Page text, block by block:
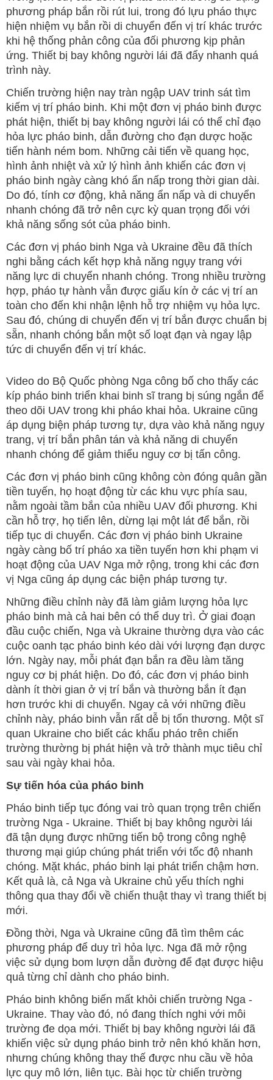
phương pháp bắn rồi rút lui, trong đó lựu pháo thực
hiện nhiệm vụ bắn rồi di chuyển đến vị trí khác trước
khi hệ thống phản công của đối phương kịp phản
ứng. Thiết bị bay không người lái đã đẩy nhanh quá
trình này.
Chiến trường hiện nay tràn ngập UAV trinh sát tìm
kiếm vị trí pháo binh. Khi một đơn vị pháo binh được
phát hiện, thiết bị bay không người lái có thể chỉ đạo
hỏa lực pháo binh, dẫn đường cho đạn dược hoặc
tiến hành ném bom. Những cải tiến về quang học,
hình ảnh nhiệt và xử lý hình ảnh khiến các đơn vị
pháo binh ngày càng khó ẩn nấp trong thời gian dài.
Do đó, tính cơ động, khả năng ẩn nấp và di chuyển
nhanh chóng đã trở nên cực kỳ quan trọng đối với
khả năng sống sót của pháo binh.
Các đơn vị pháo binh Nga và Ukraine đều đã thích
nghi bằng cách kết hợp khả năng ngụy trang với
năng lực di chuyển nhanh chóng. Trong nhiều trường
hợp, pháo tự hành vẫn được giấu kín ở các vị trí an
toàn cho đến khi nhận lệnh hỗ trợ nhiệm vụ hỏa lực.
Sau đó, chúng di chuyển đến vị trí bắn được chuẩn bị
sẵn, nhanh chóng bắn một số loạt đạn và ngay lập
tức di chuyển đến vị trí khác.
Video do Bộ Quốc phòng Nga công bố cho thấy các
kíp pháo binh triển khai binh sĩ trang bị súng ngắn để
theo dõi UAV trong khi pháo khai hỏa. Ukraine cũng
áp dụng biện pháp tương tự, dựa vào khả năng ngụy
trang, vị trí bắn phân tán và khả năng di chuyển
nhanh chóng để giảm thiểu nguy cơ bị tấn công.
Các đơn vị pháo binh cũng không còn đóng quân gần
tiền tuyến, họ hoạt động từ các khu vực phía sau,
nằm ngoài tầm bắn của nhiều UAV đối phương. Khi
cần hỗ trợ, họ tiến lên, dừng lại một lát để bắn, rồi
tiếp tục di chuyển. Các đơn vị pháo binh Ukraine
ngày càng bố trí pháo xa tiền tuyến hơn khi phạm vi
hoạt động của UAV Nga mở rộng, trong khi các đơn
vị Nga cũng áp dụng các biện pháp tương tự.
Những điều chỉnh này đã làm giảm lượng hỏa lực
pháo binh mà cả hai bên có thể duy trì. Ở giai đoạn
đầu cuộc chiến, Nga và Ukraine thường dựa vào các
cuộc oanh tạc pháo binh kéo dài với lượng đạn dược
lớn. Ngày nay, mỗi phát đạn bắn ra đều làm tăng
nguy cơ bị phát hiện. Do đó, các đơn vị pháo binh
dành ít thời gian ở vị trí bắn và thường bắn ít đạn
hơn trước khi di chuyển. Ngay cả với những điều
chỉnh này, pháo binh vẫn rất dễ bị tổn thương. Một sĩ
quan Ukraine cho biết các khẩu pháo trên chiến
trường thường bị phát hiện và trở thành mục tiêu chỉ
sau vài ngày khai hỏa.
Sự tiến hóa của pháo binh
Pháo binh tiếp tục đóng vai trò quan trọng trên chiến
trường Nga - Ukraine. Thiết bị bay không người lái
đã tận dụng được những tiến bộ trong công nghệ
thương mại giúp chúng phát triển với tốc độ nhanh
chóng. Mặt khác, pháo binh lại phát triển chậm hơn.
Kết quả là, cả Nga và Ukraine chủ yếu thích nghi
thông qua thay đổi về chiến thuật thay vì trang thiết bị
mới.
Đồng thời, Nga và Ukraine cũng đã tìm thêm các
phương pháp để duy trì hỏa lực. Nga đã mở rộng
việc sử dụng bom lượn dẫn đường để đạt được hiệu
quả từng chỉ dành cho pháo binh.
Pháo binh không biến mất khỏi chiến trường Nga -
Ukraine. Thay vào đó, nó đang thích nghi với môi
trường đe dọa mới. Thiết bị bay không người lái đã
khiến việc sử dụng pháo binh trở nên khó khăn hơn,
nhưng chúng không thay thế được nhu cầu về hỏa
lực quy mô lớn, liên tục. Bài học từ chiến trường